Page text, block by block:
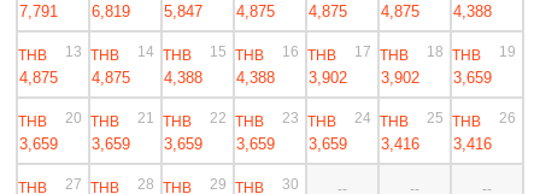
7,791 6,819 5,847 4,875 4,875 4,875 4,388
THB
4,875
13 THB
4,875
14 THB
4,388
15 THB
4,388
16 THB
3,902
17 THB
3,902
18 THB
3,659
19
THB
3,659
20 THB
3,659
21 THB
3,659
22 THB
3,659
23 THB
3,659
24 THB
3,416
25 THB
3,416
26
THB 27 THB 28 THB 29 THB 30 -- -- --